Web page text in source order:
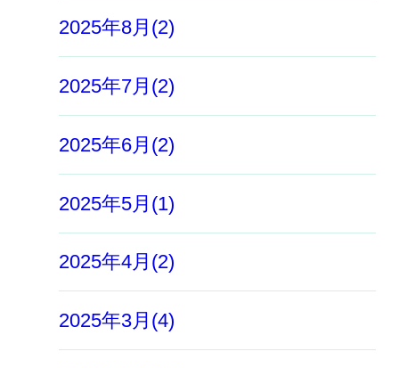
2025年8月(2)
2025年7月(2)
2025年6月(2)
2025年5月(1)
2025年4月(2)
2025年3月(4)